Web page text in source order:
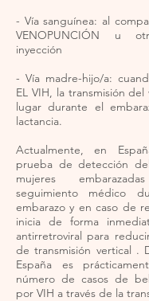
- Vía sanguínea: al
VENOPUNCIÓN u
inyección
- Vía madre-hijo/a:
EL VIH, la transmisión
lugar durante el
lactancia.
Actualmente, en
prueba de detección
mujeres
seguimiento médico
embarazo y en caso de
inicia de forma
antirretroviral para
de transmisión vertical .
España es
número de casos de
por VIH a través de la